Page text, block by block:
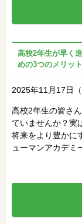
高校2年生が早く
めの3つのメリット
2025年11月17日（
高校2年生の皆さ
ていませんか？実
将来をより豊かに
ューマンアカデミ